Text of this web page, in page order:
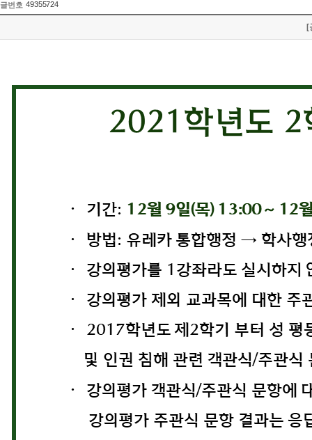
글번호 49355724
[